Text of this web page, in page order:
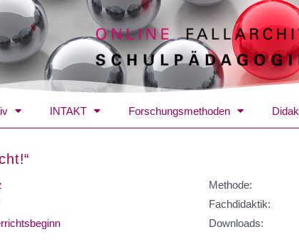
INTAKT Forschungsmethoden
Methode:
Fachdidaktik:
Downloads: